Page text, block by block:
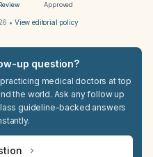
Approved
• View editorial policy
up question?
medical doctors at top
the world. Ask any follow up
guideline-backed answers